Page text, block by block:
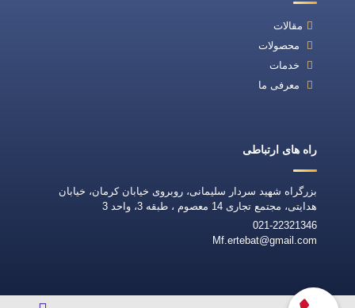
مقالات
محصولات
خدمات
معرفی ما
راه های ارتباطی
بزرگراه شهید سردار سلیمانی، روبروی خیابان کرمان، خیابان
هدایتی، مجتمع تجاری 14 معصوم ، طبقه 3، واحد 3
021-22321346
Mf.ertebat@gmail.com